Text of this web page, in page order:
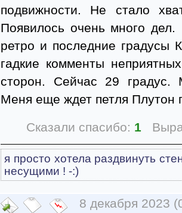
подвижности. Не стало
Появилось очень много
ретро и последние градусы
гадкие комменты
сторон. Сейчас 29
Меня еще ждет петля
Сказали спасибо: 1
я просто хотела раздвинуть
несущими ! -:)
8 декабря 2023